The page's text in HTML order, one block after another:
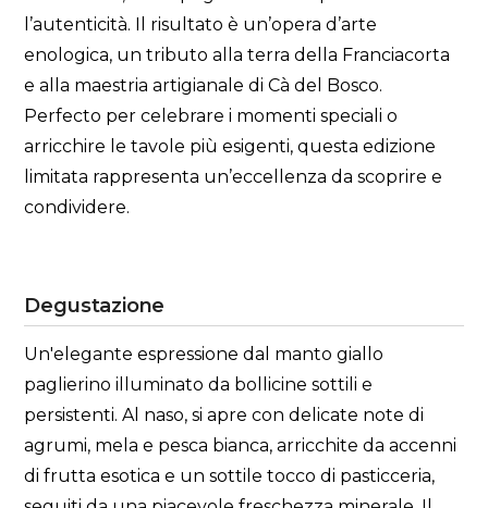
l’autenticità. Il risultato è un’opera d’arte
enologica, un tributo alla terra della Franciacorta
e alla maestria artigianale di Cà del Bosco.
Perfecto per celebrare i momenti speciali o
arricchire le tavole più esigenti, questa edizione
limitata rappresenta un’eccellenza da scoprire e
condividere.
Degustazione
Un'elegante espressione dal manto giallo
paglierino illuminato da bollicine sottili e
persistenti. Al naso, si apre con delicate note di
agrumi, mela e pesca bianca, arricchite da accenni
di frutta esotica e un sottile tocco di pasticceria,